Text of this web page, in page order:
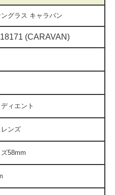
グラス キャラバン
(CARAVAN)
ィエント
レンズ
58mm